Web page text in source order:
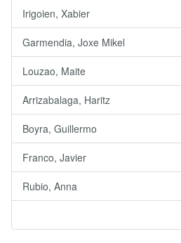
Irigoien, Xabier
Garmendia, Joxe Mikel
Louzao, Maite
Arrizabalaga, Haritz
Boyra, Guillermo
Franco, Javier
Rubio, Anna